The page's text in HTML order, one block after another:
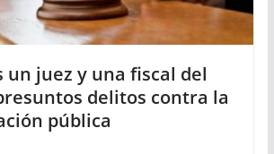
un juez y una fiscal del
delitos contra la
pública